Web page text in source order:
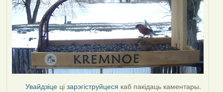
Увайдзіце цізарэгіструйцеся каб пакідаць каментары.